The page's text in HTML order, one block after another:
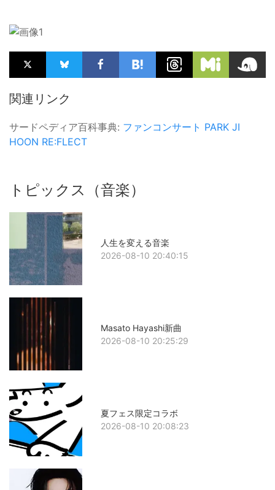
関連リンク
サードペディア百科事典: ファンコンサート PARK JI
HOON RE:FLECT
トピックス（音楽）
人生を変える音楽
2026-08-10 20:40:15
Masato Hayashi新曲
2026-08-10 20:25:29
夏フェス限定コラボ
2026-08-10 20:08:23